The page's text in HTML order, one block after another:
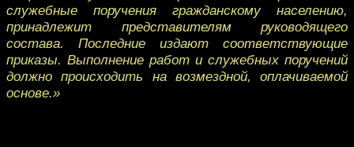
служебные поручения гражданскому населению,
принадлежит представителям руководящего
состава. Последние издают соответствующие
приказы. Выполнение работ и служебных поручений
должно происходить на возмездной, оплачиваемой
основе.»